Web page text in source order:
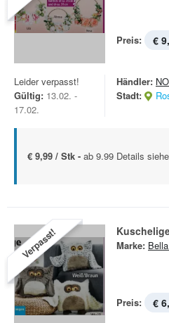
Preis: €
Leider verpasst!
Gültig: 13.02. -
17.02.
Händler:
Stadt:
€ 9,99 / Stk - ab 9.99 Details
Verpasst! Marke:
Preis: €